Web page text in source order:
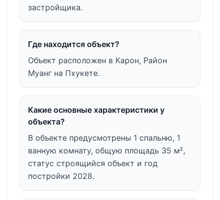
застройщика.
Где находится объект?
Объект расположен в Карон, Район
Муанг на Пхукете.
Какие основные характеристики у
объекта?
В объекте предусмотрены 1 спальню, 1
ванную комнату, общую площадь 35 м²,
статус строящийся объект и год
постройки 2028.